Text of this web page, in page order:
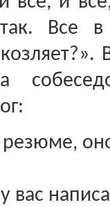
Все в
вас